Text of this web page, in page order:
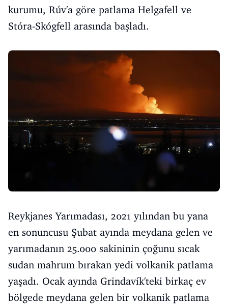
kurumu, Rúv'a göre patlama Helgafell ve
Stóra-Skógfell arasında başladı.
Reykjanes Yarımadası, 2021 yılından bu yana
en sonuncusu Şubat ayında meydana gelen ve
yarımadanın 25.000 sakininin çoğunu sıcak
sudan mahrum bırakan yedi volkanik patlama
yaşadı. Ocak ayında Grindavík'teki birkaç ev
bölgede meydana gelen bir volkanik patlama